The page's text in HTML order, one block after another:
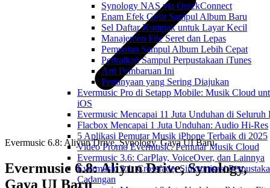
Synology NAS via QuickConnect
Enam Efek Gulir Sampul Album Baru
Sel Daftar Kompak untuk Layar Kecil
Manajemen File Seret dan Lepas
Pemuatan Sampul Album Lebih Cepat
Perbaikan Sampul Perpustakaan iTunes
Arti Pembaruan Ini
Pertanyaan yang Sering Diajukan
Evermusic Pro di Setapp Mobile: Musik Cloud
iOS
Evermusic Mencapai 11 Juta Unduhan di Seluruh
Flacbox Mencapai 1 Juta Unduhan: Audio Hi-Res
5 Aplikasi Pemutar Musik iPhone Terbaik di 2025
Video Promo Evermusic: Pemutar Musik Cloud
Evermusic 3.6: CarPlay, VoiceOver, dan Lainnya
Evermusic 3.1: Crossfade, Sinkronisasi
Cadangan
Evermusic 6.8: Aliyun Drive, Synology, Gaya UI Baru
Evermusic 6.8: Aliyun Drive, Synology,
Gaya UI Baru